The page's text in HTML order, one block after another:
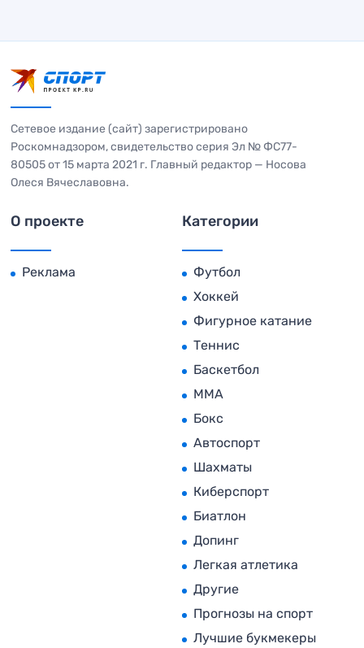
Сетевое издание (сайт) зарегистрировано
Роскомнадзором, свидетельство серия Эл № ФС77-
80505 от 15 марта 2021 г. Главный редактор — Носова
Олеся Вячеславовна.
О проекте
Реклама
Категории
Футбол
Хоккей
Фигурное катание
Теннис
Баскетбол
MMA
Бокс
Автоспорт
Шахматы
Киберспорт
Биатлон
Допинг
Легкая атлетика
Другие
Прогнозы на спорт
Лучшие букмекеры